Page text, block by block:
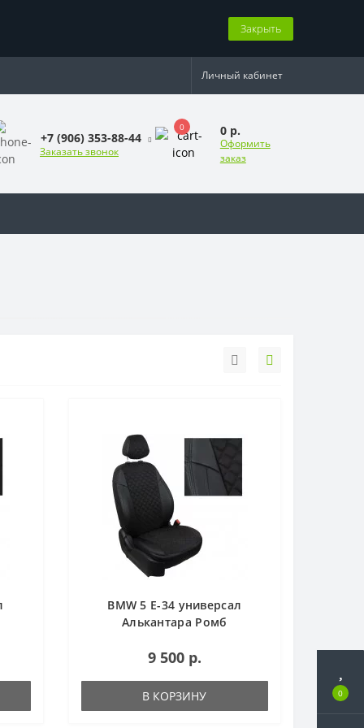
0
Закрыть
Личный кабинет
+7 (906) 353-88-44
Заказать звонок
0 0 р.
Оформить
заказ
BMW 5 Е-34 универсал
Алькантара Ромб
9 500 р.
В КОРЗИНУ